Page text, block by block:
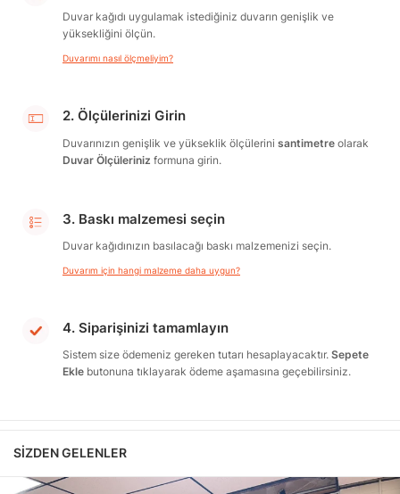
Duvar kağıdı uygulamak istediğiniz duvarın genişlik ve
yüksekliğini ölçün.
Duvarımı nasıl ölçmeliyim?
2. Ölçülerinizi Girin
Duvarınızın genişlik ve yükseklik ölçülerini santimetre olarak
Duvar Ölçüleriniz formuna girin.
3. Baskı malzemesi seçin
Duvar kağıdınızın basılacağı baskı malzemenizi seçin.
Duvarım için hangi malzeme daha uygun?
4. Siparişinizi tamamlayın
Sistem size ödemeniz gereken tutarı hesaplayacaktır. Sepete
Ekle butonuna tıklayarak ödeme aşamasına geçebilirsiniz.
SIZDEN GELENLER